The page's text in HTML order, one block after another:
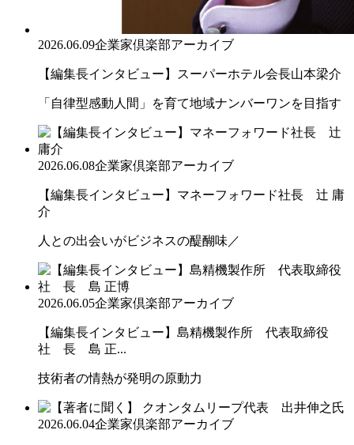
2026.06.09企業家倶楽部アーカイブ
【編集長インタビュー】スーパーホテル会長山本梁介
「自律型感動人間」を育て地域ナンバーワンを目指す
2026.06.08企業家倶楽部アーカイブ
【編集長インタビュー】マネーフォワード社長 辻 庸
介
人との出会いがビジネスの醍醐味／
2026.06.05企業家倶楽部アーカイブ
【編集長インタビュー】島精機製作所 代表取締役
社 長 島 正...
技術者の情熱が発明の原動力
2026.06.04企業家倶楽部アーカイブ